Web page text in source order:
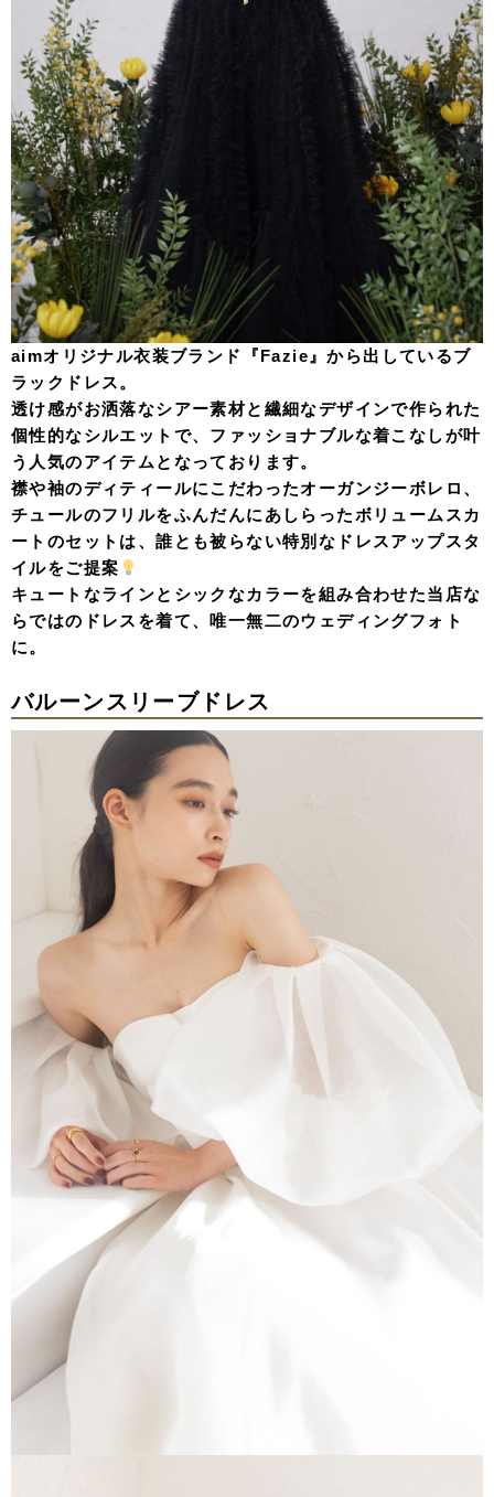
aimオリジナル衣装ブランド『Fazie』から出しているブ
ラックドレス。
透け感がお洒落なシアー素材と繊細なデザインで作られた
個性的なシルエットで、ファッショナブルな着こなしが叶
う人気のアイテムとなっております。
襟や袖のディティールにこだわったオーガンジーボレロ、
チュールのフリルをふんだんにあしらったボリュームスカ
ートのセットは、誰とも被らない特別なドレスアップスタ
イルをご提案
キュートなラインとシックなカラーを組み合わせた当店な
らではのドレスを着て、唯一無二のウェディングフォト
に。
バルーンスリーブドレス